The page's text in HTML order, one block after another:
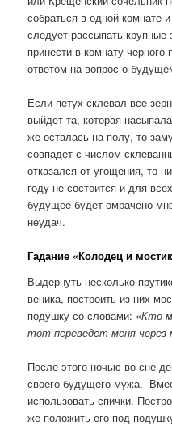
собраться в одной комнате
следует рассыпать крупные
принести в комнату
ответом на вопрос о
Если петух склевал все
выйдет та, которая
же осталась на полу, то
совпадет с числом
отказался от угощения, то
году не состоится и для
будущее будет омрачено
неудач.
Гадание «Колодец и
Выдернуть несколько
веника, построить из них
подушку со словами: «Кто
тот переведет меня через
После этого ночью во сне
своего будущего мужа.
использовать спички.
же положить его под